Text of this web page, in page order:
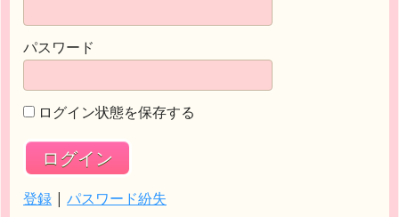
パスワード
ログイン状態を保存する
登録 | パスワード紛失